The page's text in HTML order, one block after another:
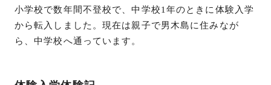
小学校で数年間不登校で、中学校1年のときに体験入学
から転入しました。現在は親子で男木島に住みなが
ら、中学校へ通っています。